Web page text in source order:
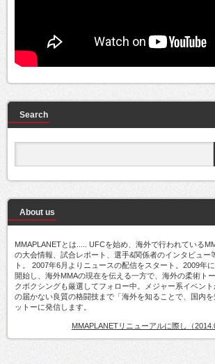
Search
About us
MMAPLANETとは..... UFCを始め、海外で行われている
の大会情報、試合レポート、選手&関係者のインタビュー
ト。 2007年6月よりニュースの配信をスタート。2009年
開始し、海外MMAの現在を伝える一方で、海外の柔術ト
クボクシングも厳選してフォロー中。メジャー系イベン
の届かない良質の格闘技まで「海外を知ることで、国内
ットーに発信します。
MMAPLANETリニューアルに際し（